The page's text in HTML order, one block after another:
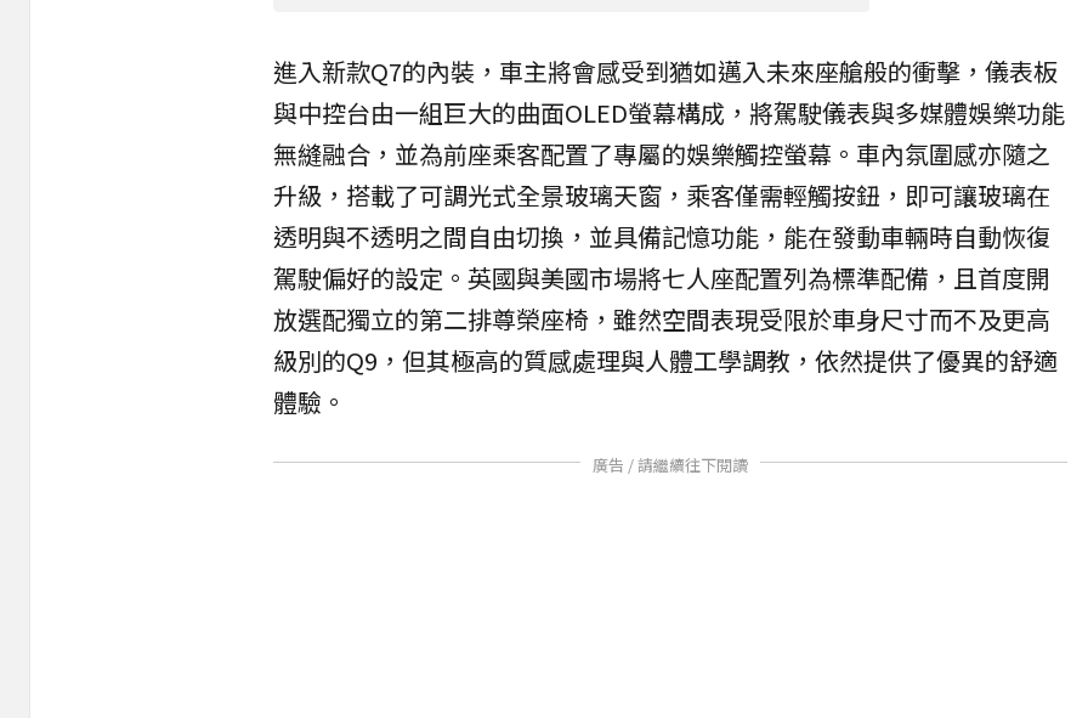
進入新款Q7的內裝，車主將會感受到猶如邁入未來座艙般的衝擊，儀表板
與中控台由一組巨大的曲面OLED螢幕構成，將駕駛儀表與多媒體娛樂功能
無縫融合，並為前座乘客配置了專屬的娛樂觸控螢幕。車內氛圍感亦隨之
升級，搭載了可調光式全景玻璃天窗，乘客僅需輕觸按鈕，即可讓玻璃在
透明與不透明之間自由切換，並具備記憶功能，能在發動車輛時自動恢復
駕駛偏好的設定。英國與美國市場將七人座配置列為標準配備，且首度開
放選配獨立的第二排尊榮座椅，雖然空間表現受限於車身尺寸而不及更高
級別的Q9，但其極高的質感處理與人體工學調教，依然提供了優異的舒適
體驗。
廣告 / 請繼續往下閱讀